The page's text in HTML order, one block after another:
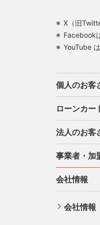
X（旧
Facebook
YouTube
個人のお客
カードを
三菱ＵＦＪ
三菱ＵＦＪ
カン・エ
ローンカー
ご利用・
ATMネッ
借入時残高
法人のお客
カードを
事業者・加
新規契約
会社情報
会社情